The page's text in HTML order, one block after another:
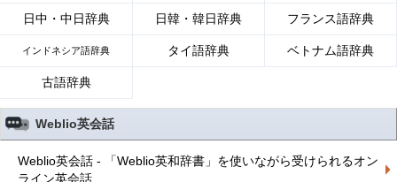
日中・中日辞典 日韓・韓日辞典 フランス語辞典
インドネシア語辞典 タイ語辞典 ベトナム語辞典
古語辞典
Weblio英会話
Weblio英会話 - 「Weblio英和辞書」を使いながら受けられるオン
ライン英会話